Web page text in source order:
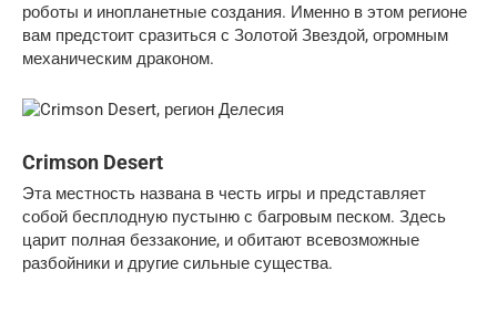
роботы и инопланетные создания. Именно в этом регионе
вам предстоит сразиться с Золотой Звездой, огромным
механическим драконом.
Crimson Desert
Эта местность названа в честь игры и представляет
собой бесплодную пустыню с багровым песком. Здесь
царит полная беззаконие, и обитают всевозможные
разбойники и другие сильные существа.